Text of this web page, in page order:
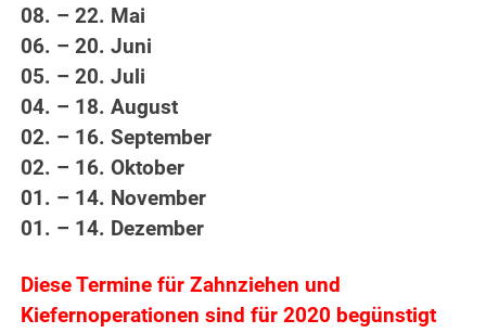
08. – 22. Mai
06. – 20. Juni
05. – 20. Juli
04. – 18. August
02. – 16. September
02. – 16. Oktober
01. – 14. November
01. – 14. Dezember
Diese Termine für Zahnziehen und
Kiefernoperationen sind für 2020 begünstigt